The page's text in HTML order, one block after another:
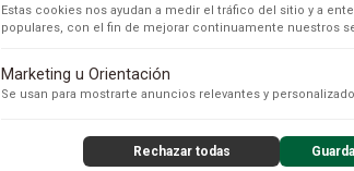
Estas cookies nos ayudan a medir el tráfico del sitio y a
populares, con el fin de mejorar continuamente nuestros
Adobe Analytics
Utilizamos Adobe Analytics para recopilar datos de uso anónimos, lo
los usuarios.
ContentSquare
Marketing u Orientación
Se usan para mostrarte anuncios relevantes y
Rechazar todas